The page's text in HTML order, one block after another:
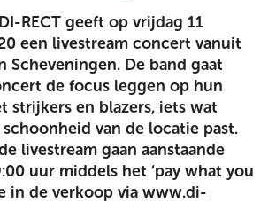
RECT geeft op vrijdag 11
een livestream concert vanuit
Scheveningen. De band gaat
de focus leggen op hun
strijkers en blazers, iets wat
van de locatie past.
livestream gaan aanstaande
uur middels het ‘pay what you
in de verkoop viawww.di-